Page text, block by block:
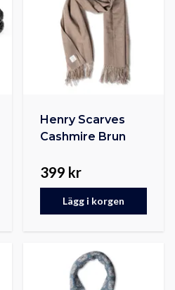
Henry Scarves
Cashmire Brun
399 kr
Lägg i korgen